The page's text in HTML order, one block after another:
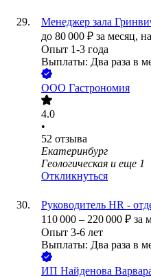
Менеджер зала
до 80 000 ₽ за месяц,
Опыт 1-3 года
Выплаты: Два раза в
ООО Гастрономия
4.0
•
52 отзыва
Екатеринбург
Геологическая и еще 1
Откликнуться
Руководитель HR -
110 000 – 220 000 ₽ за
Опыт 3-6 лет
Выплаты: Два раза в
ИП Найденова